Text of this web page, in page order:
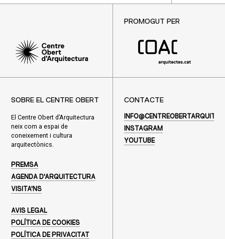
PROMOGUT PER
SOBRE EL CENTRE OBERT
El Centre Obert d’Arquitectura
neix com a espai de
coneixement i cultura
arquitectònics.
PREMSA
AGENDA D'ARQUITECTURA
VISITA'NS
AVIS LEGAL
POLÍTICA DE COOKIES
POLÍTICA DE PRIVACITAT
CONTACTE
INSTAGRAM
YOUTUBE